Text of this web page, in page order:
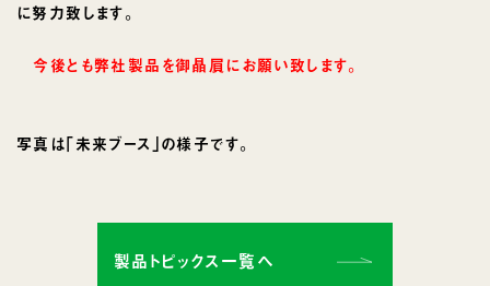
に努力致します。
今後とも弊社製品を御贔屓にお願い致します。
写真は｢未来ブース｣の様子です。
製品トピックス一覧へ